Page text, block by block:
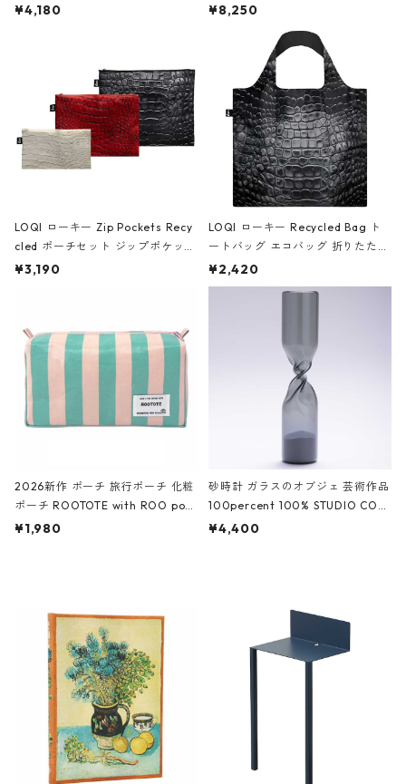
ミエ-B ショルダーバッグ グロスピ
¥4,180
ボストンバッグ ショルダーバッグ
Black ジャン=ミッシェル・バスキ
ア/クラウン ブラック
¥8,250
LOQI ローキー Zip Pockets Recy
cled ポーチセット ジップポケット
ファスナーポーチ 撥水加工 トラベ
ーガンディー、オフホワイト
¥3,190
LOQI ローキー Recycled Bag ト
ートバッグ エコバッグ 折りたたみ
大きめ 撥水加工 収納ポーチ CRO
CODILE/Black クロコダイル/ブラ
¥2,420
2026新作 ポーチ 旅行ポーチ 化粧
ポーチ ROOTOTE with ROO pou
ch 3532 ルートート WR.ポーチ.ラ
¥1,980
砂時計 ガラスのオブジェ 芸術作品
100percent 100% STUDIO COH
AKU Timeless 100パーセント ス
¥4,400